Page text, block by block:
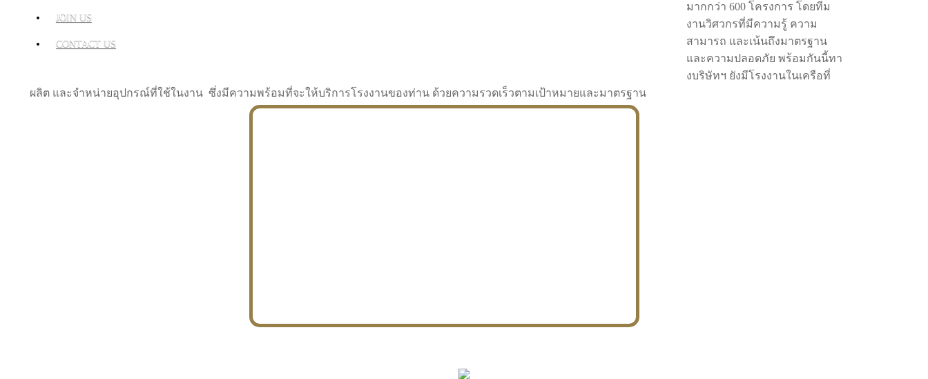
JOIN US
CONTACT US
มากกว่า 600 โครงการ โดยทีม
งานวิศวกรที่มีความรู้ ความ
สามารถ และเน้นถึงมาตรฐาน
และความปลอดภัย พร้อมกันนี้ทา
งบริษัทฯ ยังมีโรงงานในเครือที่
ผลิต และจำหน่ายอุปกรณ์ที่ใช้ในงาน ซึ่งมีความพร้อมที่จะให้บริการโรงงานของท่าน ด้วยความรวดเร็วตามเป้าหมายและมาตรฐาน